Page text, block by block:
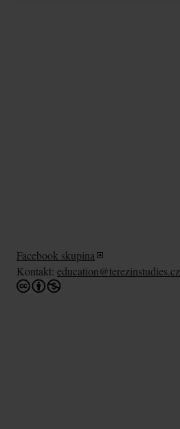
Facebook skupina
Kontakt: education@terezinstudies.cz